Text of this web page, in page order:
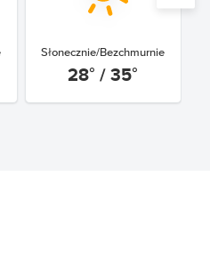
Słonecznie/Bezchmurnie
28° / 35°